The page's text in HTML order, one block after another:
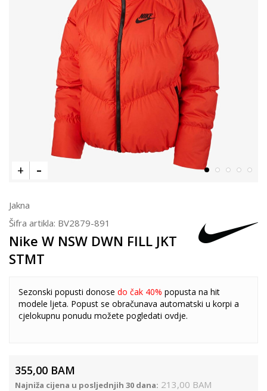
Jakna
Šifra artikla: BV2879-891
Nike W NSW DWN FILL JKT
STMT
Sezonski popusti donose do čak 40% popusta na hit
modele ljeta. Popust se obračunava automatski u korpi a
cjelokupnu ponudu možete pogledati ovdje.
355,00 BAM
Najniža cijena u posljednjih 30 dana: 213,00 BAM